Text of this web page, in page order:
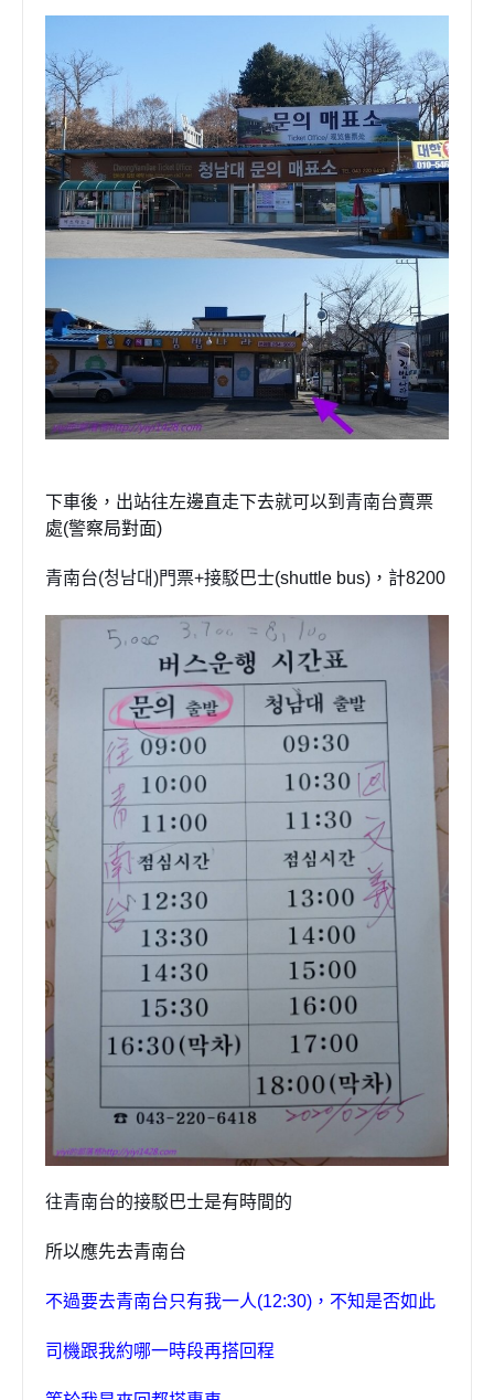
下車後，出站往左邊直走下去就可以到 青南台賣票
處(警察局對面)
青南台(청남대)門票+接駁巴士(shuttle bus) ，計8200
往青南台的接駁巴士是有時間的
所以應先去青南台
不過要去青南台只有我一人(12:30) ，不知是否如此
司機跟我約哪一時段再搭回程